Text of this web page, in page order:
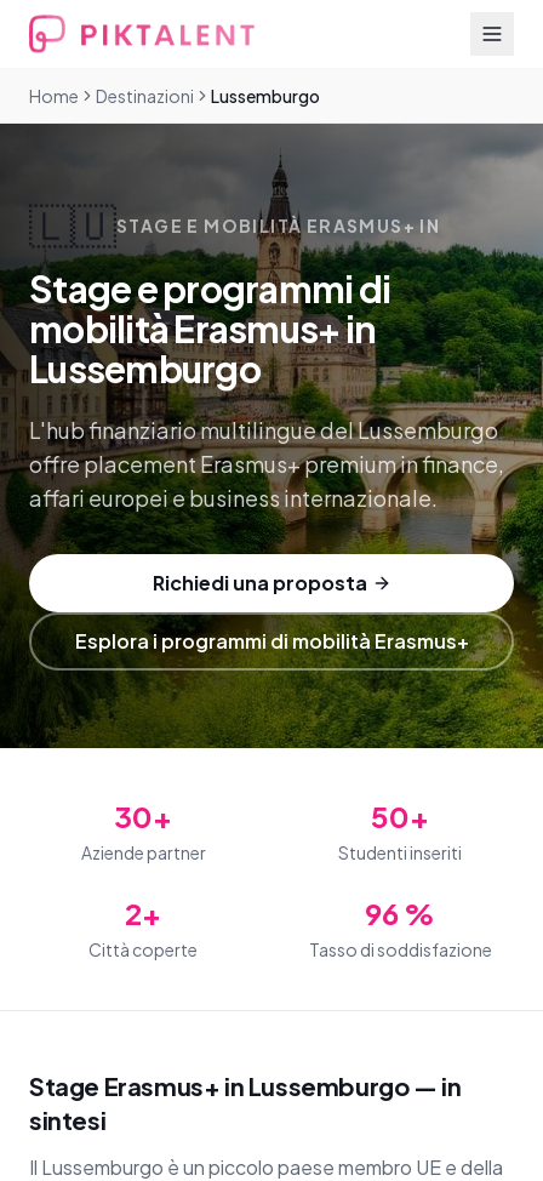
Home Destinazioni Lussemburgo
🇱🇺STAGE E MOBILITÀ ERASMUS+ IN
Stage e programmi di
mobilità Erasmus+ in
Lussemburgo
L'hub finanziario multilingue del Lussemburgo
offre placement Erasmus+ premium in finance,
affari europei e business internazionale.
Richiedi una proposta
Esplora i programmi di mobilità Erasmus+
30+
Aziende partner
50+
Studenti inseriti
2+
Città coperte
96 %
Tasso di soddisfazione
Stage Erasmus+ in Lussemburgo — in
sintesi
Il Lussemburgo è un piccolo paese membro UE e della